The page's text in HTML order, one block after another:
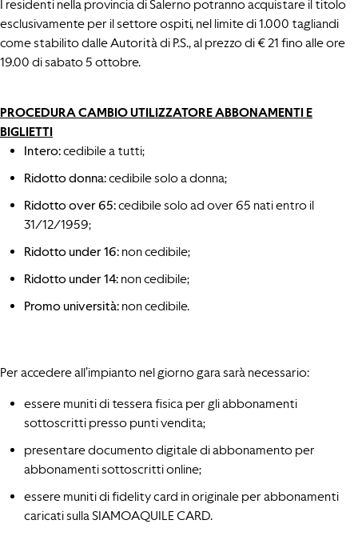
I residenti nella provincia di Salerno potranno acquistare il titolo
esclusivamente per il settore ospiti, nel limite di 1.000 tagliandi
come stabilito dalle Autorità di P.S., al prezzo di € 21 fino alle ore
19.00 di sabato 5 ottobre.
PROCEDURA CAMBIO UTILIZZATORE ABBONAMENTI E
BIGLIETTI
Intero:cedibile a tutti;
Ridotto donna:cedibile solo a donna;
Ridotto over 65:cedibile solo ad over 65 nati entro il
31/12/1959;
Ridotto under 16: non cedibile;
Ridotto under 14: non cedibile;
Promo università: non cedibile.
Per accedere all’impianto nel giorno gara sarà necessario:
essere muniti di tessera fisica per gli abbonamenti
sottoscritti presso punti vendita;
presentare documento digitale di abbonamento per
abbonamenti sottoscritti online;
essere muniti di fidelity card in originale per abbonamenti
caricati sulla SIAMOAQUILE CARD.